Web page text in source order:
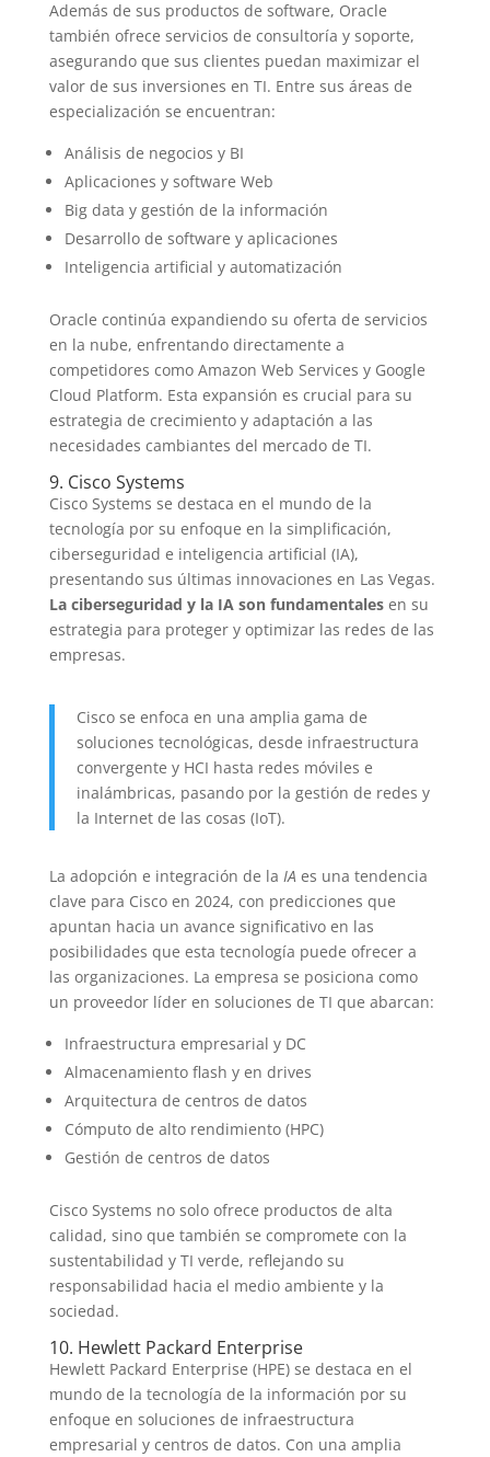
Además de sus productos de software, Oracle
también ofrece servicios de consultoría y soporte,
asegurando que sus clientes puedan maximizar el
valor de sus inversiones en TI. Entre sus áreas de
especialización se encuentran:
Análisis de negocios y BI
Aplicaciones y software Web
Big data y gestión de la información
Desarrollo de software y aplicaciones
Inteligencia artificial y automatización
Oracle continúa expandiendo su oferta de servicios
en la nube, enfrentando directamente a
competidores como Amazon Web Services y Google
Cloud Platform. Esta expansión es crucial para su
estrategia de crecimiento y adaptación a las
necesidades cambiantes del mercado de TI.
9. Cisco Systems
Cisco Systems se destaca en el mundo de la
tecnología por su enfoque en la simplificación,
ciberseguridad e inteligencia artificial (IA),
presentando sus últimas innovaciones en Las Vegas.
La ciberseguridad y la IA son fundamentalesen su
estrategia para proteger y optimizar las redes de las
empresas.
Cisco se enfoca en una amplia gama de
soluciones tecnológicas, desde infraestructura
convergente y HCI hasta redes móviles e
inalámbricas, pasando por la gestión de redes y
la Internet de las cosas (IoT).
La adopción e integración de la IA es una tendencia
clave para Cisco en 2024, con predicciones que
apuntan hacia un avance significativo en las
posibilidades que esta tecnología puede ofrecer a
las organizaciones. La empresa se posiciona como
un proveedor líder en soluciones de TI que abarcan:
Infraestructura empresarial y DC
Almacenamiento flash y en drives
Arquitectura de centros de datos
Cómputo de alto rendimiento (HPC)
Gestión de centros de datos
Cisco Systems no solo ofrece productos de alta
calidad, sino que también se compromete con la
sustentabilidad y TI verde, reflejando su
responsabilidad hacia el medio ambiente y la
sociedad.
10. Hewlett Packard Enterprise
Hewlett Packard Enterprise (HPE) se destaca en el
mundo de la tecnología de la información por su
enfoque en soluciones de infraestructura
empresarial y centros de datos. Con una amplia